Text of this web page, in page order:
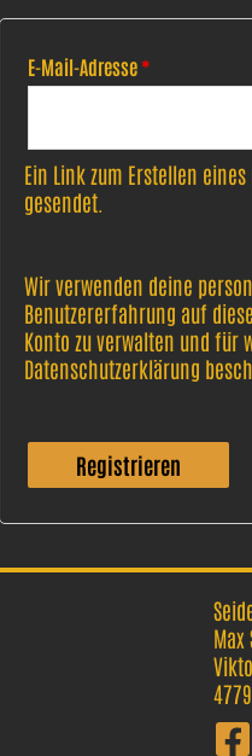
E-Mail-Adresse*
Ein Link zum Erstellen
gesendet.
Wir verwenden deine
Benutzererfahrung auf
Konto zu verwalten und für
Datenschutzerklärung
Registrieren
Max